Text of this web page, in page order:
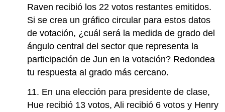
Raven recibió los 22 votos restantes emitidos.
Si se crea un gráfico circular para estos datos
de votación, ¿cuál será la medida de grado del
ángulo central del sector que representa la
participación de Jun en la votación? Redondea
tu respuesta al grado más cercano.
11. En una elección para presidente de clase,
Hue recibió 13 votos, Ali recibió 6 votos y Henry